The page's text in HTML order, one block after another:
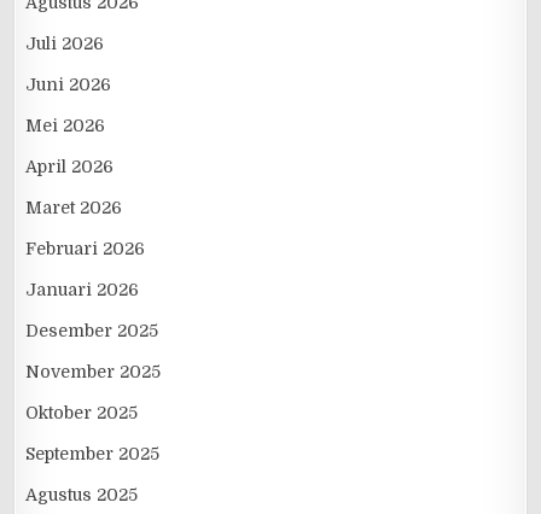
Juli 2026
Juni 2026
Mei 2026
April 2026
Maret 2026
Februari 2026
Januari 2026
Desember 2025
November 2025
Oktober 2025
September 2025
Agustus 2025